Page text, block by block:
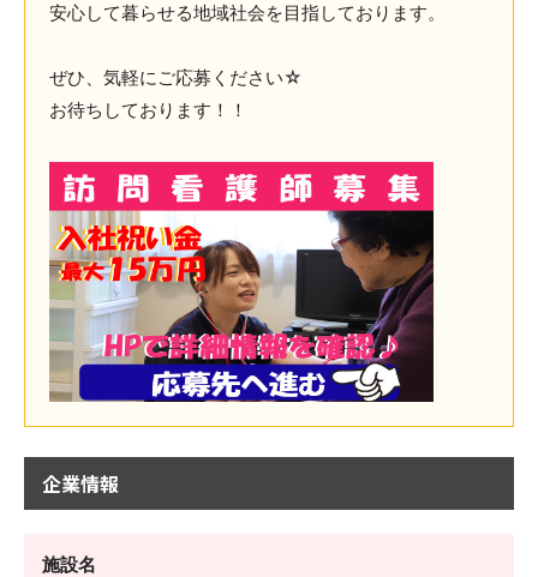
安心して暮らせる地域社会を目指しております。
ぜひ、気軽にご応募ください☆
お待ちしております！！
企業情報
施設名